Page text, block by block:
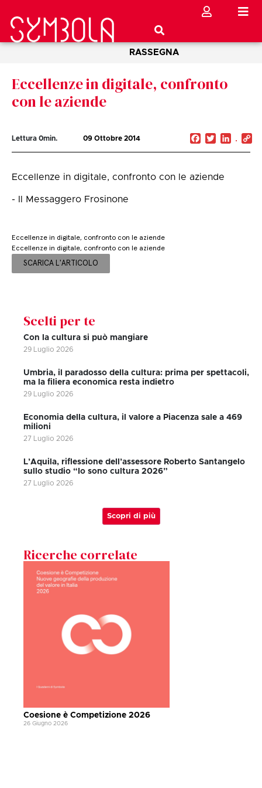
RASSEGNA
Eccellenze in digitale, confronto
con le aziende
Lettura 0min. 09 Ottobre 2014 Facebook
Twitter
Eccellenze in digitale, confronto con le aziende
- Il Messaggero Frosinone
Eccellenze in digitale, confronto con le aziende
Eccellenze in digitale, confronto con le aziende
SCARICA L'ARTICOLO
Scelti per te
Con la cultura si può mangiare
29 Luglio 2026
Umbria, il paradosso della cultura: prima per spettacoli,
ma la filiera economica resta indietro
29 Luglio 2026
Economia della cultura, il valore a Piacenza sale a 469
milioni
27 Luglio 2026
L’Aquila, riflessione dell’assessore Roberto Santangelo
sullo studio “Io sono cultura 2026”
27 Luglio 2026
Scopri di più
Ricerche correlate
Coesione è Competizione 2026
26 Giugno 2026